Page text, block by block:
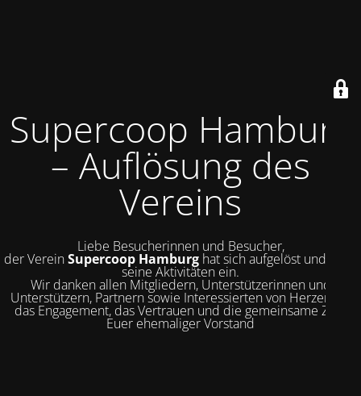
Supercoop Hamburg
– Auflösung des
Vereins
Liebe Besucherinnen und Besucher,
der VereinSupercoop Hamburg hat sich aufgelöst und stellt
seine Aktivitäten ein.
Wir danken allen Mitgliedern, Unterstützerinnen und
Unterstützern, Partnern sowie Interessierten von Herzen für
das Engagement, das Vertrauen und die gemeinsame Zeit.
Euer ehemaliger Vorstand